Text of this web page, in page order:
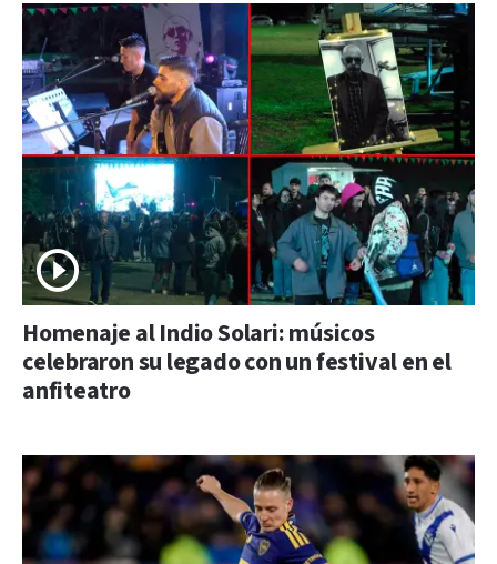
Homenaje al Indio Solari: músicos
celebraron su legado con un festival en el
anfiteatro